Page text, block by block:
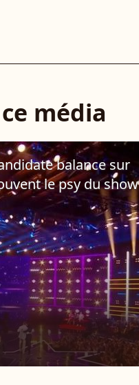
média
balance sur
le psy du show